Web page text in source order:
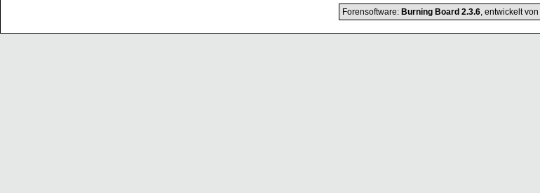
Forensoftware: Burning Board 2.3.6, entwickelt von